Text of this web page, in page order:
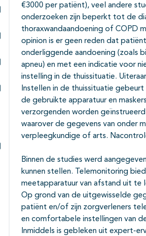
Subpagina's open- en dichtklappen
Subpagina's open- en dichtklappen
Subpagina's open- en dichtklappen
Subpagina's open- en dichtklappen
Subpagina's open- en dichtklappen
€3000 per patiënt), veel andere
onderzoeken zijn beperkt tot de
thoraxwandaandoening of COPD
opinion is er geen reden dat
onderliggende aandoening (zoals
apneu) en met een indicatie voor
instelling in de thuissituatie.
Instellen in de thuissituatie
de gebruikte apparatuur en
verzorgenden worden
waarover de gegevens van onder
verpleegkundige of arts.
Binnen de studies werd
kunnen stellen. Telemonitoring
meetapparatuur van afstand uit te
Op grond van de uitgewisselde
patiënt en/of zijn zorgverleners
en comfortabele instellingen van
Inmiddels is gebleken uit expert-